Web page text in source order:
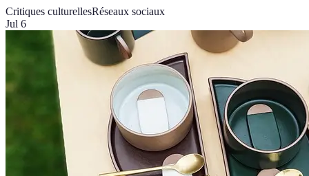
Critiques culturellesRéseaux sociaux
Jul 6